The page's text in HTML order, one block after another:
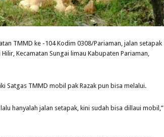
TMMD ke -104 Kodim 0308/Pariaman, jalan setapak
Kecamatan Sungai limau Kabupaten Pariaman,
Satgas TMMD mobil pak Razak pun bisa melalui.
hanyalah jalan setapak, kini sudah bisa dillaui mobil,”